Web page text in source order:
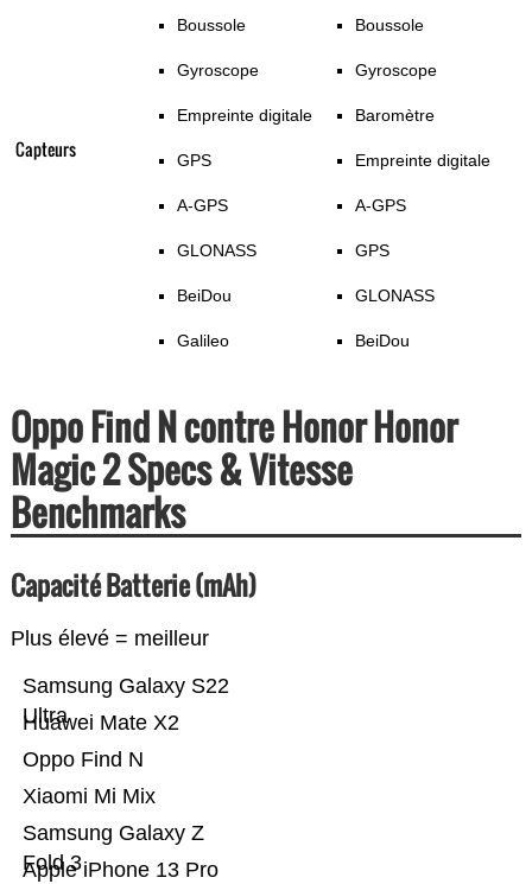
Capteurs
Boussole
Gyroscope
Empreinte digitale
GPS
A-GPS
GLONASS
BeiDou
Galileo
Boussole
Gyroscope
Baromètre
Empreinte digitale
A-GPS
GPS
GLONASS
BeiDou
Oppo Find N contre Honor Honor
Magic 2 Specs & Vitesse
Benchmarks
Capacité Batterie (mAh)
Plus élevé = meilleur
Apple iPhone 13 Pro
Samsung Galaxy Z
Fold 3
Xiaomi Mi Mix
Oppo Find N
Huawei Mate X2
Samsung Galaxy S22
Ultra